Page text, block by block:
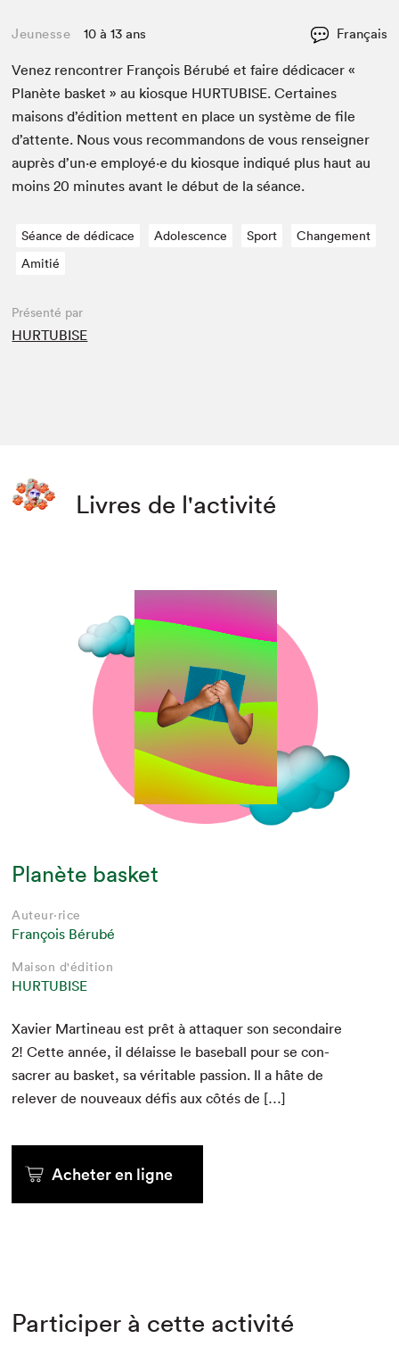
Jeunesse 10 à 13 ans Français
Venez ren­con­tr­er François Bérubé et faire dédi­cac­er «
Planète bas­ket » au kiosque HUR­TUBISE. Cer­taines
maisons d’édi­tion met­tent en place un sys­tème de file
d’at­tente. Nous vous recom­man­dons de vous ren­seign­er
auprès d’un·e employé·e du kiosque indiqué plus haut au
moins20 min­utes avant le début de la séance.
Séance de dédicace Adolescence Sport
Changement
Amitié
Présenté par
HURTUBISE
Livres de l'activité
Planète basket
Auteur·rice
François Bérubé
Maison d'édition
HURTUBISE
Xavier Mar­tineau est prêt à atta­quer son sec­ondaire
2! Cette année, il délaisse le base­ball pour se con­
sacr­er au bas­ket, sa véri­ta­ble pas­sion. Il a hâte de
relever de nou­veaux défis aux côtés de […]
Acheter en ligne
Participer à cette activité